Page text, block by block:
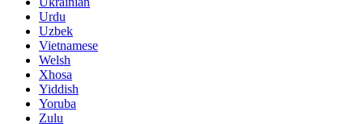
Urdu
Uzbek
Vietnamese
Welsh
Xhosa
Yiddish
Yoruba
Zulu